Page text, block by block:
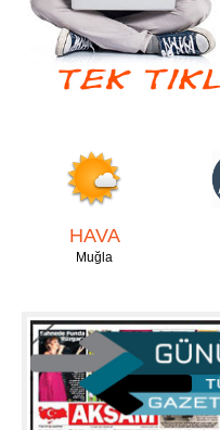
HAVA
Muğla